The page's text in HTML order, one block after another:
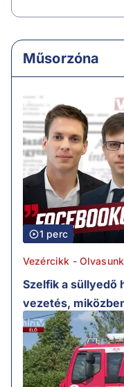
Műsorzóna
1 perc
Vezércikk -
Szelfik a süllyedő
vezetés,